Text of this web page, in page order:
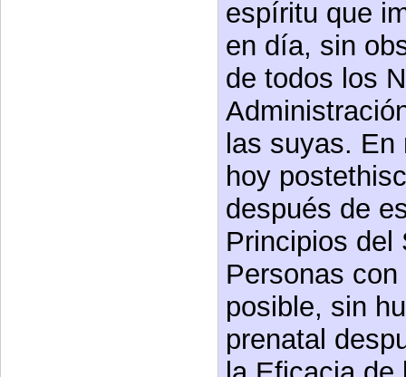
espíritu que
en día, sin
de todos los
las suyas.
hoy
después de
Principios del
Personas
posible, sin
prenatal